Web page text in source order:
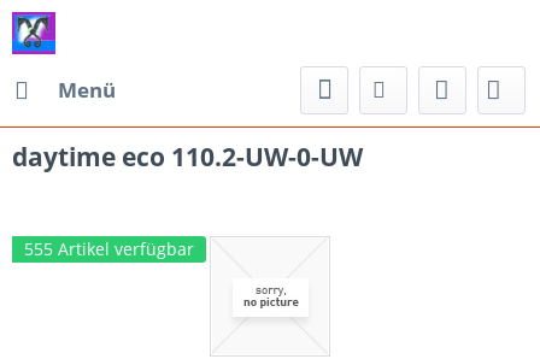
Menü
daytime eco 110.2-UW-0-UW
555 Artikel verfügbar